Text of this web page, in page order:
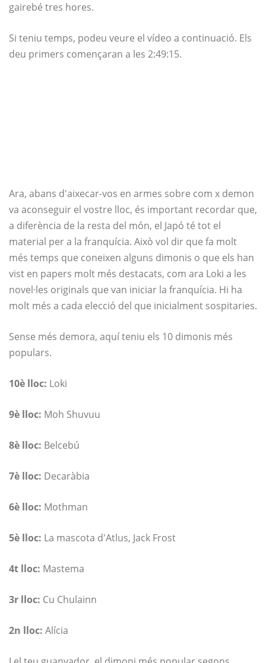
gairebé tres hores.
Si teniu temps, podeu veure el vídeo a continuació. Els
deu primers començaran a les 2:49:15.
Ara, abans d'aixecar-vos en armes sobre com x demon
va aconseguir el vostre lloc, és important recordar que,
a diferència de la resta del món, el Japó té tot el
material per a la franquícia. Això vol dir que fa molt
més temps que coneixen alguns dimonis o que els han
vist en papers molt més destacats, com ara Loki a les
novel·les originals que van iniciar la franquícia. Hi ha
molt més a cada elecció del que inicialment sospitaries.
Sense més demora, aquí teniu els 10 dimonis més
populars.
10è lloc: Loki
9è lloc: Moh Shuvuu
8è lloc: Belcebú
7è lloc: Decaràbia
6è lloc: Mothman
5è lloc: La mascota d'Atlus, Jack Frost
4t lloc: Mastema
3r lloc: Cu Chulainn
2n lloc: Alícia